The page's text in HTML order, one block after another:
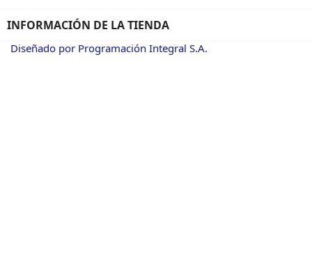
INFORMACIÓN DE LA TIENDA
Diseñado por Programación Integral S.A.